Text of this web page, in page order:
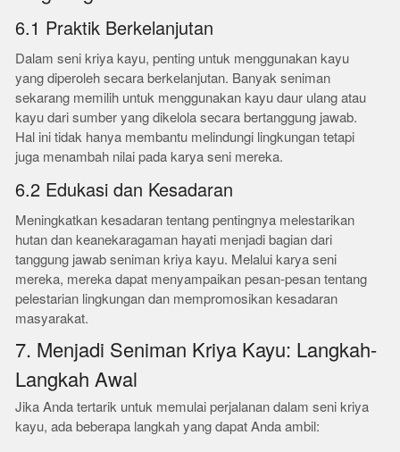
6.1 Praktik Berkelanjutan
Dalam seni kriya kayu, penting untuk menggunakan kayu
yang diperoleh secara berkelanjutan. Banyak seniman
sekarang memilih untuk menggunakan kayu daur ulang atau
kayu dari sumber yang dikelola secara bertanggung jawab.
Hal ini tidak hanya membantu melindungi lingkungan tetapi
juga menambah nilai pada karya seni mereka.
6.2 Edukasi dan Kesadaran
Meningkatkan kesadaran tentang pentingnya melestarikan
hutan dan keanekaragaman hayati menjadi bagian dari
tanggung jawab seniman kriya kayu. Melalui karya seni
mereka, mereka dapat menyampaikan pesan-pesan tentang
pelestarian lingkungan dan mempromosikan kesadaran
masyarakat.
7. Menjadi Seniman Kriya Kayu: Langkah-
Langkah Awal
Jika Anda tertarik untuk memulai perjalanan dalam seni kriya
kayu, ada beberapa langkah yang dapat Anda ambil: